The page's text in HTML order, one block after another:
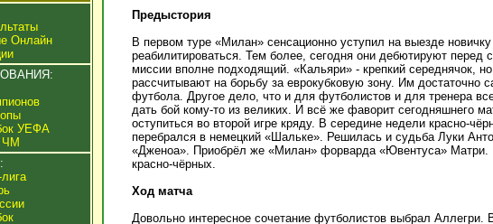
Онлайн
УЕФА
ЧМ
Предыстория
В первом туре «Милан» сенсационно уступил на выезде
реабилитироваться. Тем более, сегодня они дебютируют перед
миссии вполне подходящий. «Кальяри» - крепкий середнячок,
рассчитывают на борьбу за еврокубковую зону. Им достаточно
футбола. Другое дело, что и для футболистов и для тренера
дать бой кому-то из великих. И всё же фаворит сегодняшнего
оступиться во второй игре кряду. В середине недели красно-
перебрался в немецкий «Шальке». Решилась и судьба Луки
«Дженоа». Приобрёл же «Милан» форварда «Ювентуса» Матри.
красно-чёрных.
Ход матча
Довольно интересное сочетание футболистов выбрал Аллегри.